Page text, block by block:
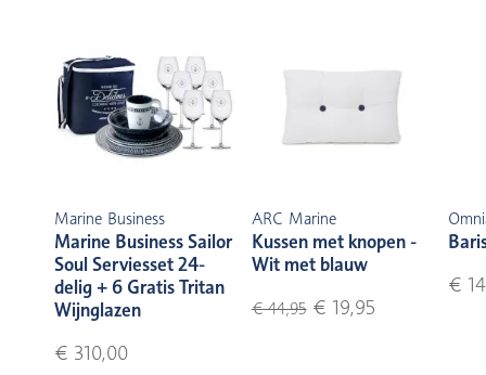
Marine Business
Marine Business Sailor
Soul Serviesset 24-
delig + 6 Gratis Tritan
Wijnglazen
€ 310,00
ARC Marine
Kussen met knopen -
Wit met blauw
€ 44,95€ 19,95
€